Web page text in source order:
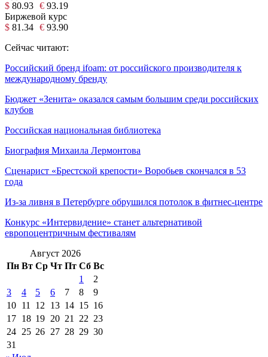
$ 80.93 € 93.19
Биржевой курс
$ 81.34 € 93.90
Сейчас читают:
Российский бренд ifoam: от российского производителя к
международному бренду
Бюджет «Зенита» оказался самым большим среди российских
клубов
Российская национальная библиотека
Биография Михаила Лермонтова
Сценарист «Брестской крепости» Воробьев скончался в 53
года
Из-за ливня в Петербурге обрушился потолок в фитнес-центре
Конкурс «Интервидение» станет альтернативой
европоцентричным фестивалям
Август 2026
Пн Вт Ср Чт Пт Сб Вс
1
2
3
4 5 6 7 8
9
10 11 12 13 14 15 16
17 18 19 20 21 22 23
24 25 26 27 28 29 30
31